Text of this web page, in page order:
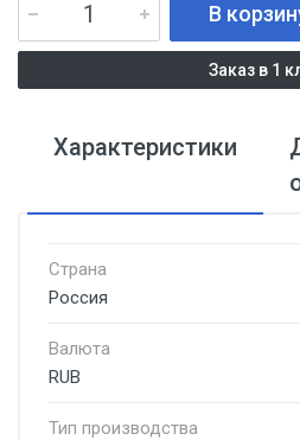
В
Заказ в 1
Характеристики
Страна
Россия
Валюта
RUB
Тип производства